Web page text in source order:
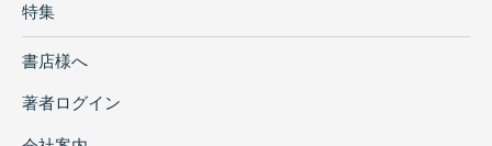
特集
書店様へ
著者ログイン